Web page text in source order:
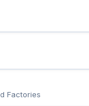
Factories